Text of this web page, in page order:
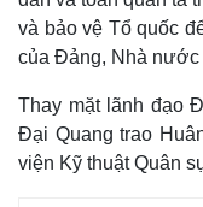
và bảo vệ Tổ quốc
của Đảng, Nhà nước
Thay mặt lãnh đạo
Đại Quang trao
viện Kỹ thuật Quân